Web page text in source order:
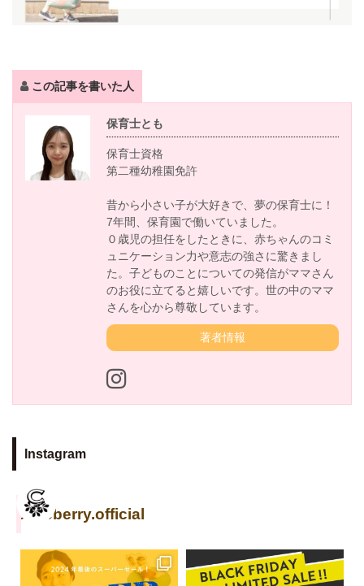
この記事を書いた人
保育士とも
保育士資格
第二種幼稚園免許
昔から小さい子が大好きで、夢の保育士に！
7年間、保育園で働いていました。
０歳児の担任をしたときに、赤ちゃんのコミ
ュニケーション力や意志の強さに驚きまし
た。子どものことについての発信がママさん
のお役に立てると嬉しいです。世の中のママ
さんを心から尊敬しています。
著者情報
Instagram
cuseberry.official